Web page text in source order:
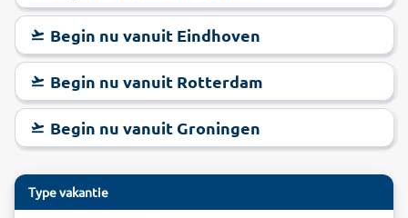
Begin nu vanuit Eindhoven
Begin nu vanuit Rotterdam
Begin nu vanuit Groningen
Type vakantie